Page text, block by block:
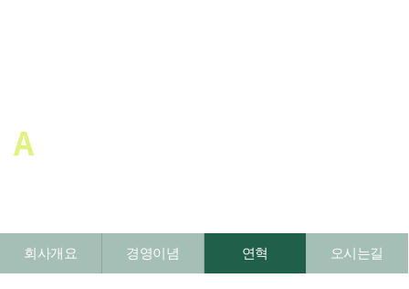
About Us
회사개요 경영이념 연혁 오시는길